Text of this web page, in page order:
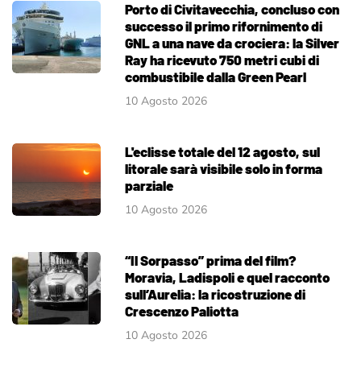
Porto di Civitavecchia, concluso con
successo il primo rifornimento di
GNL a una nave da crociera: la Silver
Ray ha ricevuto 750 metri cubi di
combustibile dalla Green Pearl
10 Agosto 2026
L'eclisse totale del 12 agosto, sul
litorale sarà visibile solo in forma
parziale
10 Agosto 2026
“Il Sorpasso” prima del film?
Moravia, Ladispoli e quel racconto
sull’Aurelia: la ricostruzione di
Crescenzo Paliotta
10 Agosto 2026